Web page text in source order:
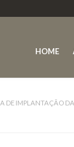
HOME
DE IMPLANTAÇÃO